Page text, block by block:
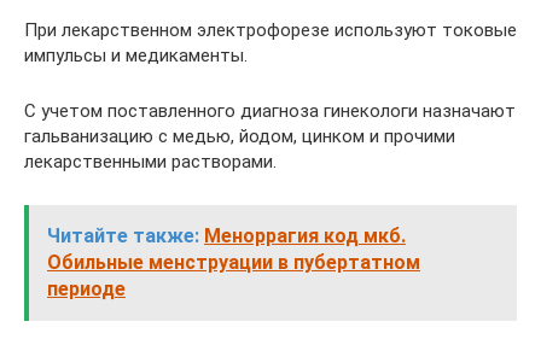
При лекарственном электрофорезе используют токовые
импульсы и медикаменты.
С учетом поставленного диагноза гинекологи назначают
гальванизацию с медью, йодом, цинком и прочими
лекарственными растворами.
Читайте также: Меноррагия код мкб.
Обильные менструации в пубертатном
периоде